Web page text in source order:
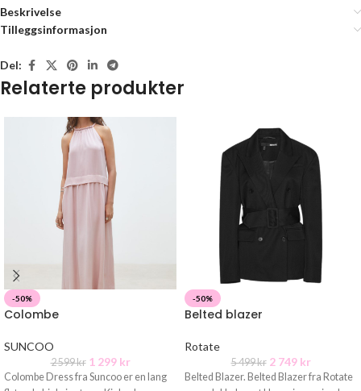
Beskrivelse
Tilleggsinformasjon
Del:
Relaterte produkter
-50%
Colombe
SUNCOO
2 599kr 1 299 kr
Colombe Dress fra Suncoo er en lang
-50%
Belted blazer
Rotate
5 499kr 2 749 kr
Belted Blazer. Belted Blazer fra Rotate